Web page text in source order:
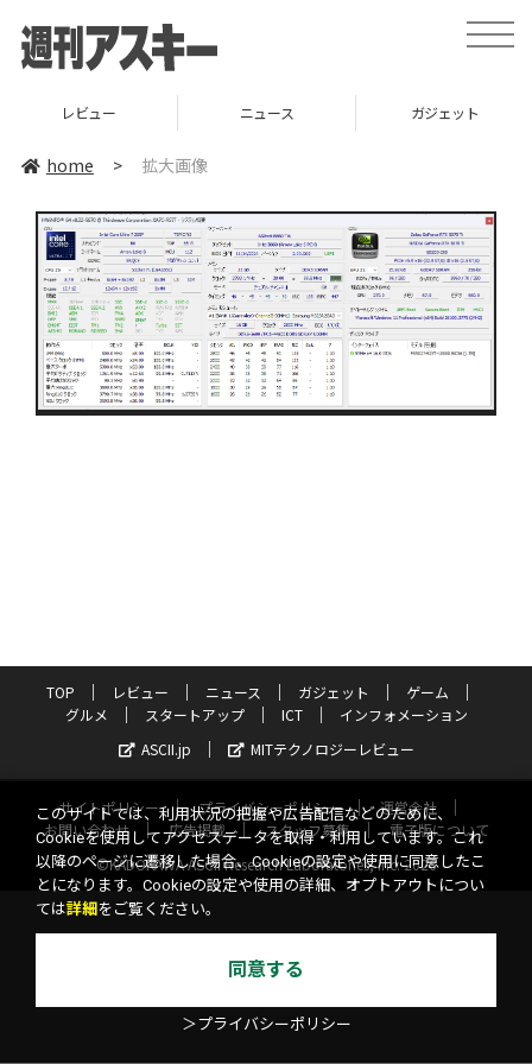
toggle
レビュー ニュース ガジェット
home > 拡大画像
TOP レビュー ニュース ガジェット
ゲーム
グルメ
スタートアップ ICT
インフォメーション
ASCII.jp
MITテクノロジーレビュー
サイトポリシー プライバシーポリシー
運営会社
お問い合わせ
広告掲載 スタッフ募集
電子版について
©KADOKAWA ASCII Research Laboratories, Inc. 2026
このサイトでは、利用状況の把握や広告配信などのために、
Cookieを使用してアクセスデータを取得・利用しています。これ
以降のページに遷移した場合、Cookieの設定や使用に同意したこ
とになります。Cookieの設定や使用の詳細、オプトアウトについ
ては詳細 をご覧ください。
同意する
＞プライバシーポリシー